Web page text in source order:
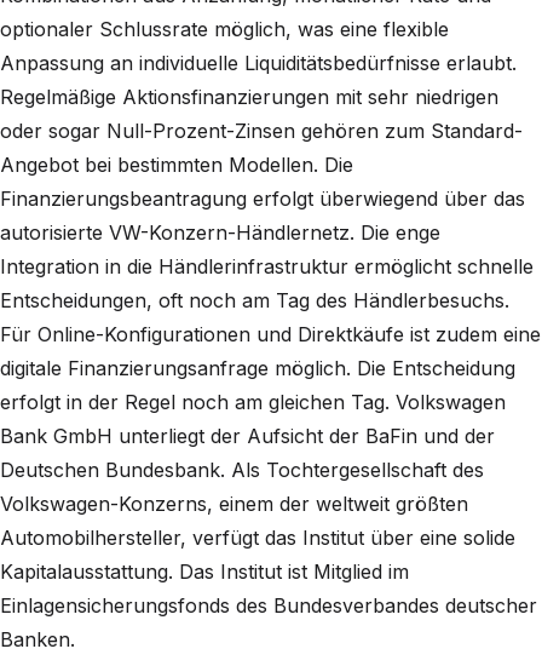
optionaler Schlussrate möglich, was eine flexible
Anpassung an individuelle Liquiditätsbedürfnisse erlaubt.
Regelmäßige Aktionsfinanzierungen mit sehr niedrigen
oder sogar Null-Prozent-Zinsen gehören zum Standard-
Angebot bei bestimmten Modellen. Die
Finanzierungsbeantragung erfolgt überwiegend über das
autorisierte VW-Konzern-Händlernetz. Die enge
Integration in die Händlerinfrastruktur ermöglicht schnelle
Entscheidungen, oft noch am Tag des Händlerbesuchs.
Für Online-Konfigurationen und Direktkäufe ist zudem eine
digitale Finanzierungsanfrage möglich. Die Entscheidung
erfolgt in der Regel noch am gleichen Tag. Volkswagen
Bank GmbH unterliegt der Aufsicht der BaFin und der
Deutschen Bundesbank. Als Tochtergesellschaft des
Volkswagen-Konzerns, einem der weltweit größten
Automobilhersteller, verfügt das Institut über eine solide
Kapitalausstattung. Das Institut ist Mitglied im
Einlagensicherungsfonds des Bundesverbandes deutscher
Banken.